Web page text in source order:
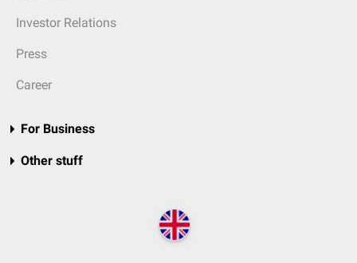
Investor Relations
Press
Career
For Business
Other stuff